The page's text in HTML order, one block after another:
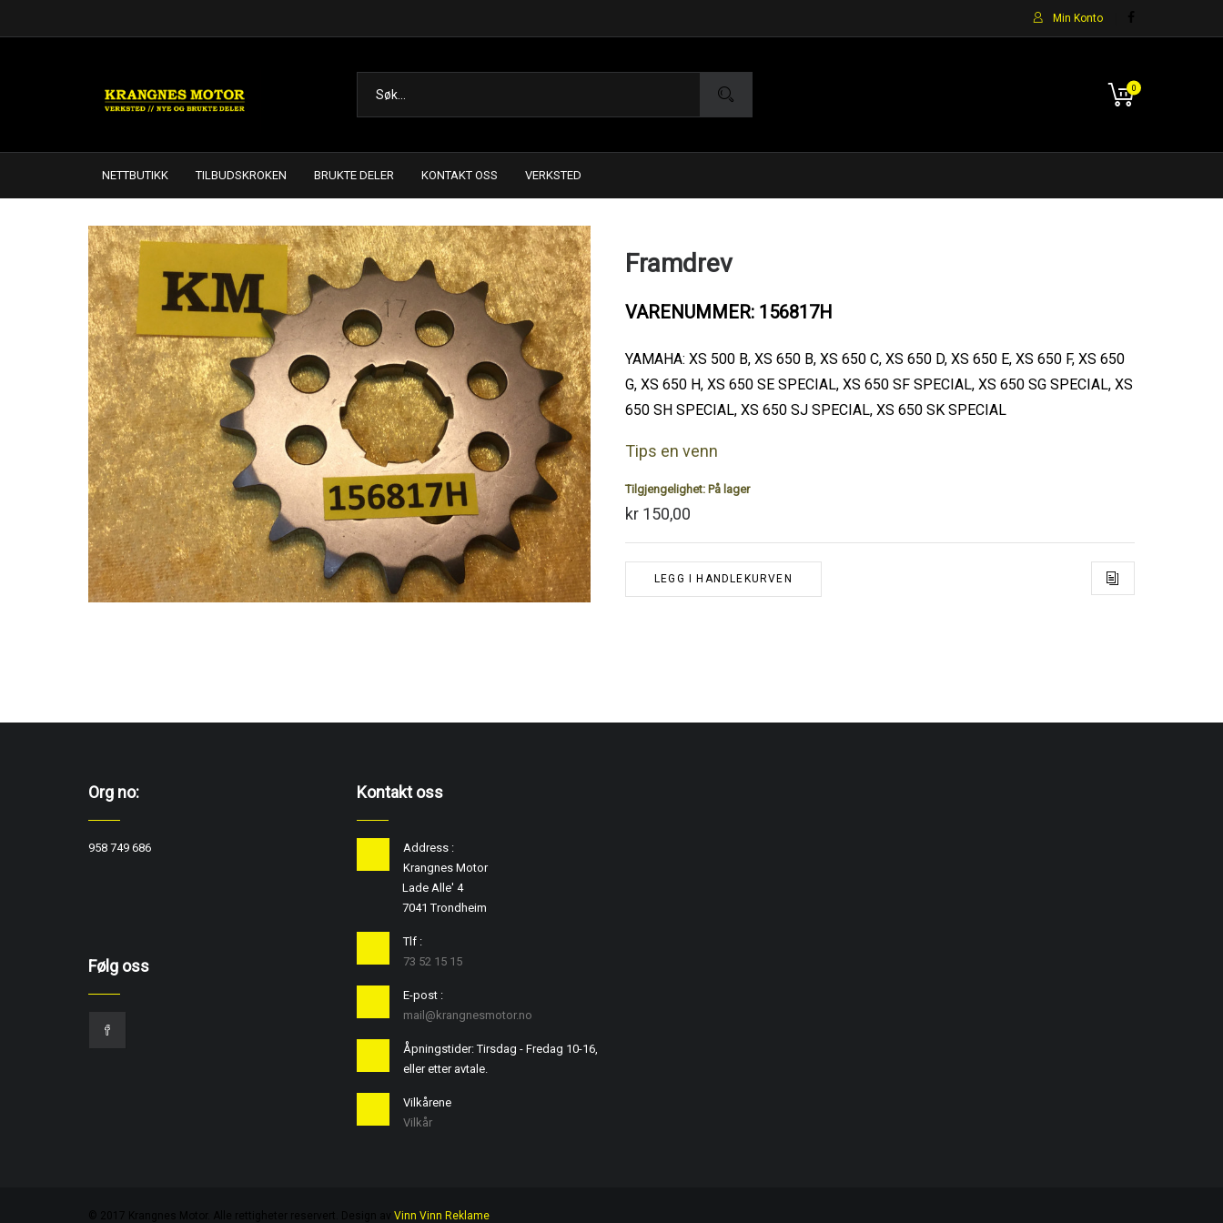
Min Konto
0
NETTBUTIKK TILBUDSKROKEN BRUKTE DELER KONTAKT OSS VERKSTED
Framdrev
VARENUMMER: 156817H
YAMAHA: XS 500 B, XS 650 B, XS 650 C, XS 650 D, XS 650 E, XS 650 F, XS 650
G, XS 650 H, XS 650 SE SPECIAL, XS 650 SF SPECIAL, XS 650 SG SPECIAL, XS
650 SH SPECIAL, XS 650 SJ SPECIAL, XS 650 SK SPECIAL
Tips en venn
Tilgjengelighet: På lager
kr 150,00
LEGG I HANDLEKURVEN
Org no:
958 749 686
Følg oss
Kontakt oss
Address :
Krangnes Motor
Lade Alle' 4
7041 Trondheim
Tlf :
73 52 15 15
E-post :
mail@krangnesmotor.no
Åpningstider: Tirsdag - Fredag 10-16,
eller etter avtale.
Vilkårene
Vilkår
© 2017 Krangnes Motor. Alle rettigheter reservert. Design av Vinn Vinn Reklame